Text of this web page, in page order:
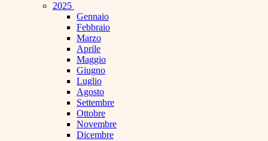
2025
Gennaio
Febbraio
Marzo
Aprile
Maggio
Giugno
Luglio
Agosto
Settembre
Ottobre
Novembre
Dicembre